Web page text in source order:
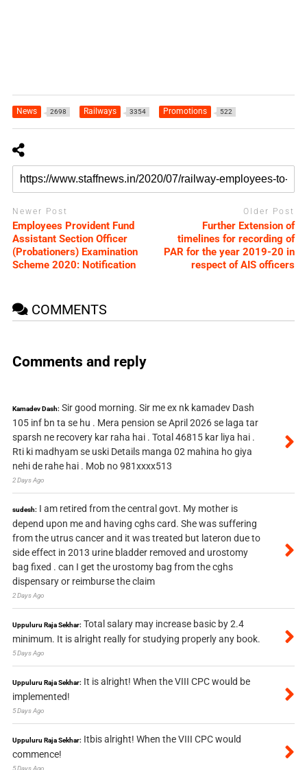
News 2698 Railways 3354 Promotions 522
Newer Post
Employees Provident Fund
Assistant Section Officer
(Probationers) Examination
Scheme 2020: Notification
Older Post
Further Extension of
timelines for recording of
PAR for the year 2019-20 in
respect of AIS officers
COMMENTS
Comments and reply
Kamadev Dash: Sir good morning. Sir me ex nk kamadev Dash
105 inf bn ta se hu . Mera pension se April 2026 se laga tar
sparsh ne recovery kar raha hai . Total 46815 kar liya hai .
Rti ki madhyam se uski Details manga 02 mahina ho giya
nehi de rahe hai . Mob no 981xxxx513
2 Days Ago
sudesh: I am retired from the central govt. My mother is
depend upon me and having cghs card. She was suffering
from the utrus cancer and it was treated but lateron due to
side effect in 2013 urine bladder removed and urostomy
bag fixed . can I get the urostomy bag from the cghs
dispensary or reimburse the claim
2 Days Ago
Uppuluru Raja Sekhar: Total salary may increase basic by 2.4
minimum. It is alright really for studying properly any book.
5 Days Ago
Uppuluru Raja Sekhar: It is alright! When the VIII CPC would be
implemented!
5 Days Ago
Uppuluru Raja Sekhar: Itbis alright! When the VIII CPC would
commence!
5 Days Ago